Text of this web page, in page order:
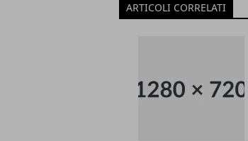
ARTICOLI CORRELATI